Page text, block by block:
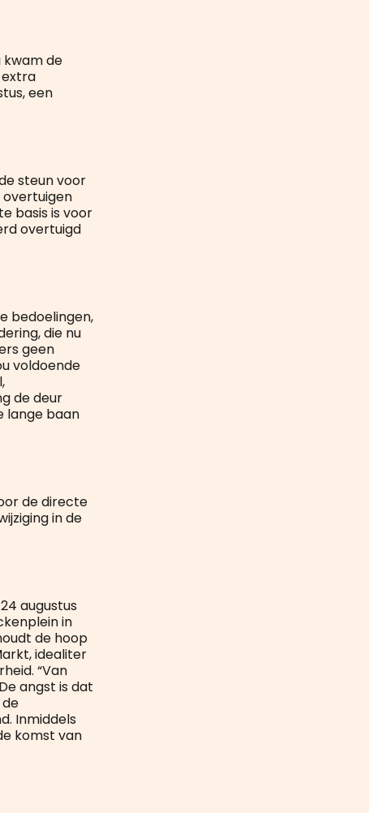
kwam de
extra
een
steun voor
basis is voor
overtuigd
bedoelingen,
die nu
geen
voldoende
de deur
lange baan
de directe
in de
augustus
in
de hoop
idealiter
“Van
angst is dat
Inmiddels
komst van